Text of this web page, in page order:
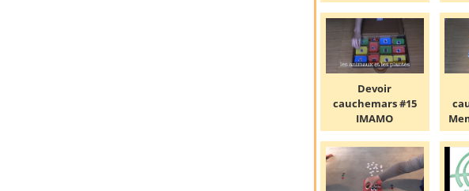
Devoir
cauchemars #15
IMAMO